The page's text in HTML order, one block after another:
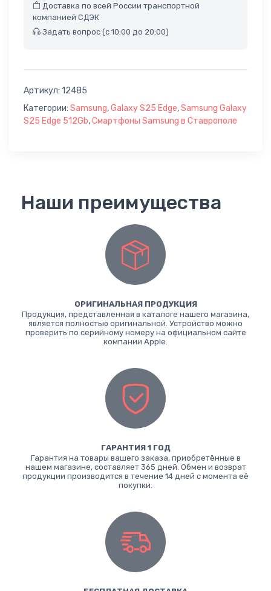
Доставка по всей России транспортной
компанией СДЭК
Задать вопрос (с 10:00 до 20:00)
Артикул: 12485
Категории: Samsung,Galaxy S25 Edge,Samsung Galaxy
S25 Edge 512Gb,Смартфоны Samsung в Ставрополе
Наши преимущества
ОРИГИНАЛЬНАЯ ПРОДУКЦИЯ
Продукция, представленная в каталоге нашего магазина,
является полностью оригинальной. Устройство можно
проверить по серийному номеру на официальном сайте
компании Apple.
ГАРАНТИЯ 1 ГОД
Гарантия на товары вашего заказа, приобретённые в
нашем магазине, составляет 365 дней. Обмен и возврат
продукции производится в течение 14 дней с момента её
покупки.